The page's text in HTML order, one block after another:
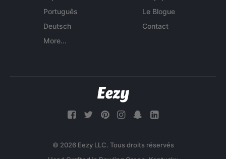
Português
Deutsch
More...
Le Blogue
Contact
© 2026 Eezy LLC. Tous droits réservés